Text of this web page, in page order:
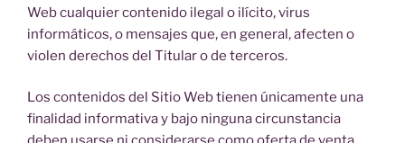
Web cualquier contenido ilegal o ilícito, virus
informáticos, o mensajes que, en general, afecten o
violen derechos del Titular o de terceros.
Los contenidos del Sitio Web tienen únicamente una
finalidad informativa y bajo ninguna circunstancia